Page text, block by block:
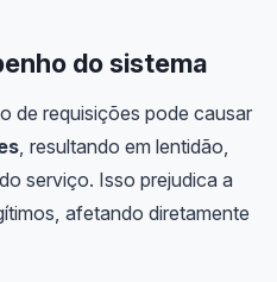
do sistema
de requisições pode causar
, resultando em lentidão,
serviço. Isso prejudica a
afetando diretamente